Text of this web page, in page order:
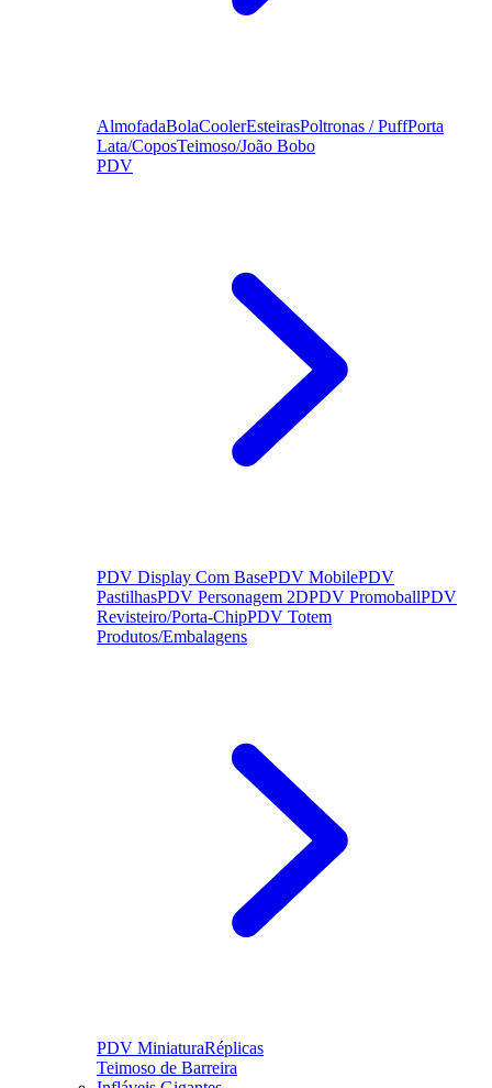
AlmofadaBolaCoolerEsteirasPoltronas / PuffPorta
Lata/CoposTeimoso/João Bobo
PDV
PDV Display Com BasePDV MobilePDV
PastilhasPDV Personagem 2DPDV PromoballPDV
Revisteiro/Porta-ChipPDV Totem
Produtos/Embalagens
PDV MiniaturaRéplicas
Teimoso de Barreira